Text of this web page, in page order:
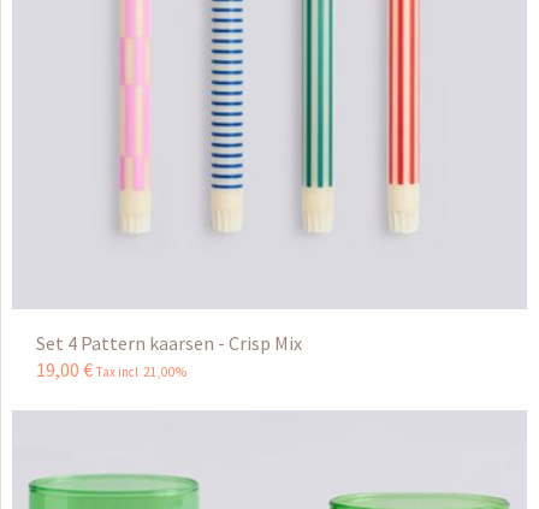
Set 4 Pattern kaarsen - Crisp Mix
19,00 € Tax incl 21,00%